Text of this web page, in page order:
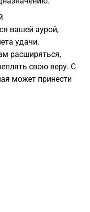
вашей аурой,
удачи.
расширяться,
свою веру. С
может принести